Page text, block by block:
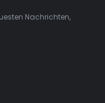
Nachrichten,